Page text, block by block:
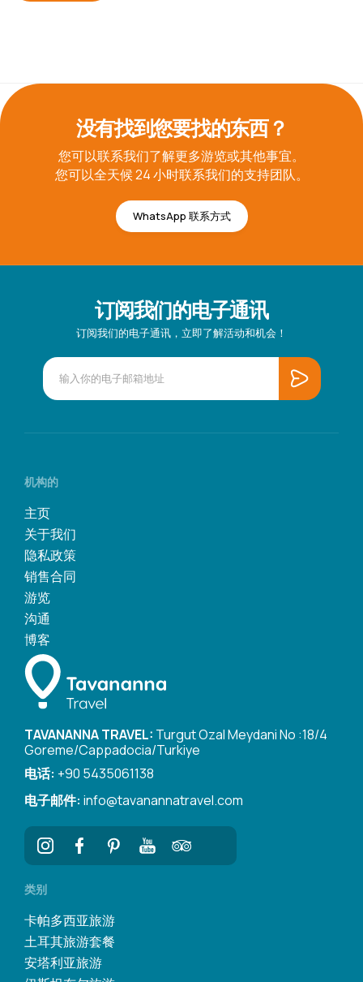
没有找到您要找的东西？
您可以联系我们了解更多游览或其他事宜。
您可以全天候 24 小时联系我们的支持团队。
WhatsApp 联系方式
订阅我们的电子通讯
订阅我们的电子通讯，立即了解活动和机会！
机构的
主页
关于我们
隐私政策
销售合同
游览
沟通
博客
TAVANANNA TRAVEL: Turgut Ozal Meydani No :18/4
Goreme/Cappadocia/Turkiye
电话: +90 5435061138
电子邮件: info@tavanannatravel.com
类别
卡帕多西亚旅游
土耳其旅游套餐
安塔利亚旅游